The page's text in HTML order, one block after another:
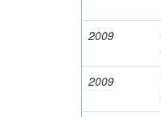
2009
2009